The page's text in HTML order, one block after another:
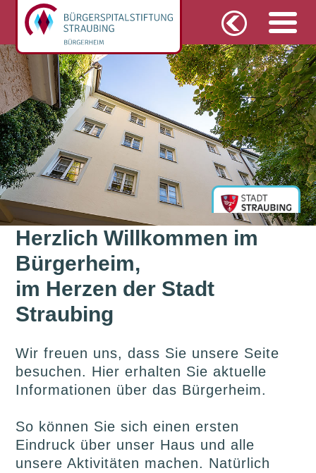
Herzlich Willkommen im
Bürgerheim,
im Herzen der Stadt
Straubing
Wir freuen uns, dass Sie unsere Seite
besuchen. Hier erhalten Sie aktuelle
Informationen über das Bürgerheim.
So können Sie sich einen ersten
Eindruck über unser Haus und alle
unsere Aktivitäten machen. Natürlich